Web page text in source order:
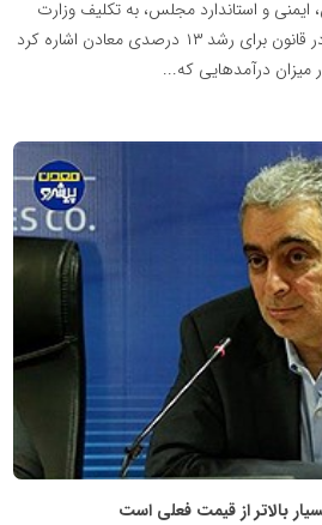
و استاندارد مجلس، به تکلیف وزارت
صمت و سازمان‌های توسعه‌ای در قانون برای رشد ۱۳ درصدی معادن اشاره کرد
میزان درآمدهایی که...
بالاتر از قیمت فعلی است